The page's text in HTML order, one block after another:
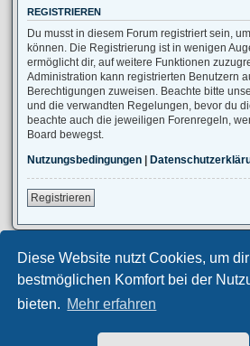
Diese Website nutzt Cookies, um
bestmöglichen Komfort bei der
bieten. Mehr erfahren
REGISTRIEREN
Du musst in diesem Forum registriert sein,
können. Die Registrierung ist in wenigen
ermöglicht dir, auf weitere Funktionen
Administration kann registrierten Benutzern
Berechtigungen zuweisen. Beachte bitte
und die verwandten Regelungen, bevor du
beachte auch die jeweiligen Forenregeln,
Board bewegst.
Nutzungsbedingungen |
Registrieren
Foren-Übersicht
Privates Forum ©